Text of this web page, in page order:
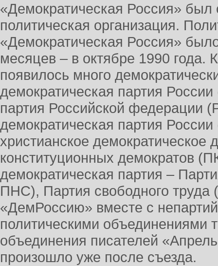
«Демократическая Россия»
политическая организация.
«Демократическая Россия»
месяцев – в октябре 1990 года.
появилось много
демократическая партия
партия Российской федерации
демократическая партия
христианское
конституционных демократов
демократическая партия –
ПНС), Партия свободного
«ДемРоссию» вместе с
политическими объединениями
объединения писателей
произошло уже после съезда.